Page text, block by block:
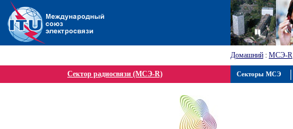
Домашний : МСЭ-R
Сектор радиосвязи (МСЭ-R) Секторы МСЭ